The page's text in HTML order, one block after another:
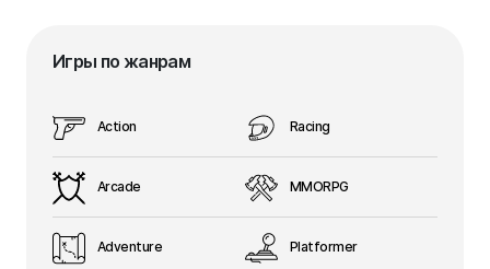
Игры по жанрам
Action
Arcade
Adventure
Racing
MMORPG
Platformer